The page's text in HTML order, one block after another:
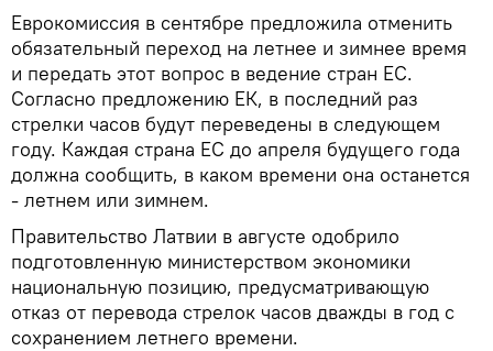
Еврокомиссия в сентябре предложила отменить
обязательный переход на летнее и зимнее время
и передать этот вопрос в ведение стран ЕС.
Согласно предложению ЕК, в последний раз
стрелки часов будут переведены в следующем
году. Каждая страна ЕС до апреля будущего года
должна сообщить, в каком времени она останется
- летнем или зимнем.
Правительство Латвии в августе одобрило
подготовленную министерством экономики
национальную позицию, предусматривающую
отказ от перевода стрелок часов дважды в год с
сохранением летнего времени.